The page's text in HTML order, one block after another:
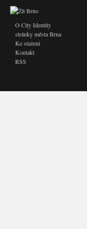
O City Identity
stránky města Brna
Ke stažení
Kontakt
RSS